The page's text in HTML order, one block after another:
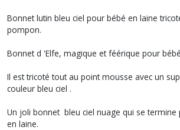
Bonnet lutin bleu ciel pour bébé en laine
pompon.
Bonnet d 'Elfe, magique et féérique pour
Il est tricoté tout au point mousse avec un
couleur bleu ciel .
Un joli bonnet bleu ciel nuage qui se
en laine.